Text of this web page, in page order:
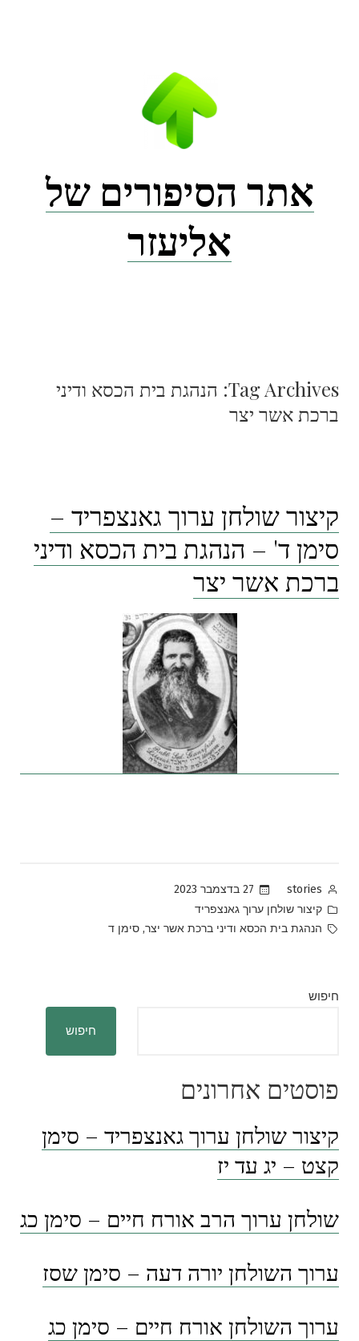
אתר הסיפורים של
אליעזר
Tag Archives: הנהגת בית הכסא ודיני
ברכת אשר יצר
קיצור שולחן ערוך גאנצפריד –
סימן ד' – הנהגת בית הכסא ודיני
ברכת אשר יצר
Posted
by
stories
27 בדצמבר 2023
Posted
in
קיצור שולחן ערוך גאנצפריד
Tags:
הנהגת בית הכסא ודיני ברכת אשר יצר, סימן ד
חיפוש
חיפוש
פוסטים אחרונים
קיצור שולחן ערוך גאנצפריד – סימן
קצט – יג עד יז
שולחן ערוך הרב אורח חיים – סימן כג
ערוך השולחן יורה דעה – סימן שסז
ערוך השולחן אורח חיים – סימן כג